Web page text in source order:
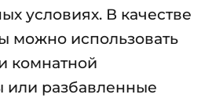
условиях. В качестве
можно использовать
комнатной
или разбавленные